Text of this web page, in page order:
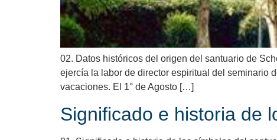
02. Datos históricos del origen del santuario de
ejercía la labor de director espiritual del seminario
vacaciones. El 1° de Agosto […]
Significado e historia de